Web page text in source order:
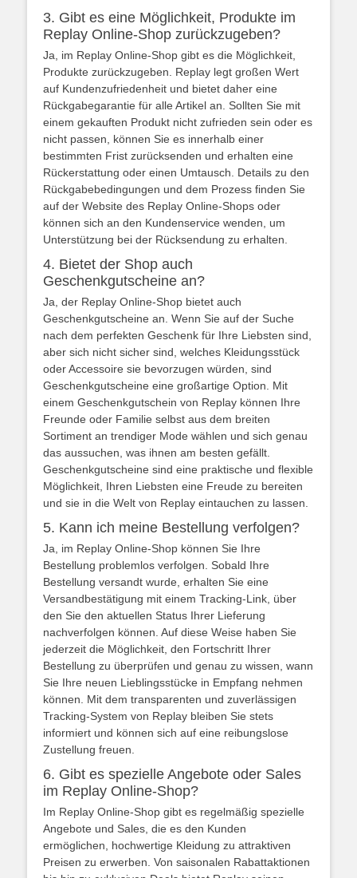
3. Gibt es eine Möglichkeit, Produkte im
Replay Online-Shop zurückzugeben?
Ja, im Replay Online-Shop gibt es die Möglichkeit,
Produkte zurückzugeben. Replay legt großen Wert
auf Kundenzufriedenheit und bietet daher eine
Rückgabegarantie für alle Artikel an. Sollten Sie mit
einem gekauften Produkt nicht zufrieden sein oder es
nicht passen, können Sie es innerhalb einer
bestimmten Frist zurücksenden und erhalten eine
Rückerstattung oder einen Umtausch. Details zu den
Rückgabebedingungen und dem Prozess finden Sie
auf der Website des Replay Online-Shops oder
können sich an den Kundenservice wenden, um
Unterstützung bei der Rücksendung zu erhalten.
4. Bietet der Shop auch
Geschenkgutscheine an?
Ja, der Replay Online-Shop bietet auch
Geschenkgutscheine an. Wenn Sie auf der Suche
nach dem perfekten Geschenk für Ihre Liebsten sind,
aber sich nicht sicher sind, welches Kleidungsstück
oder Accessoire sie bevorzugen würden, sind
Geschenkgutscheine eine großartige Option. Mit
einem Geschenkgutschein von Replay können Ihre
Freunde oder Familie selbst aus dem breiten
Sortiment an trendiger Mode wählen und sich genau
das aussuchen, was ihnen am besten gefällt.
Geschenkgutscheine sind eine praktische und flexible
Möglichkeit, Ihren Liebsten eine Freude zu bereiten
und sie in die Welt von Replay eintauchen zu lassen.
5. Kann ich meine Bestellung verfolgen?
Ja, im Replay Online-Shop können Sie Ihre
Bestellung problemlos verfolgen. Sobald Ihre
Bestellung versandt wurde, erhalten Sie eine
Versandbestätigung mit einem Tracking-Link, über
den Sie den aktuellen Status Ihrer Lieferung
nachverfolgen können. Auf diese Weise haben Sie
jederzeit die Möglichkeit, den Fortschritt Ihrer
Bestellung zu überprüfen und genau zu wissen, wann
Sie Ihre neuen Lieblingsstücke in Empfang nehmen
können. Mit dem transparenten und zuverlässigen
Tracking-System von Replay bleiben Sie stets
informiert und können sich auf eine reibungslose
Zustellung freuen.
6. Gibt es spezielle Angebote oder Sales
im Replay Online-Shop?
Im Replay Online-Shop gibt es regelmäßig spezielle
Angebote und Sales, die es den Kunden
ermöglichen, hochwertige Kleidung zu attraktiven
Preisen zu erwerben. Von saisonalen Rabattaktionen